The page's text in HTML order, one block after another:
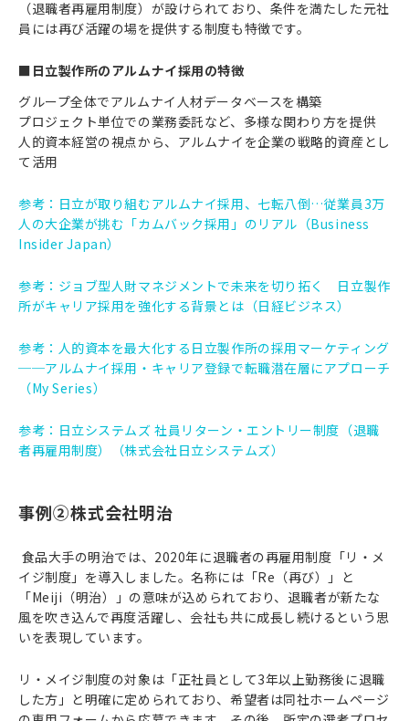
（退職者再雇用制度）が設けられており、条件を満たした元社
員には再び活躍の場を提供する制度も特徴です。
■日立製作所のアルムナイ採用の特徴
グループ全体でアルムナイ人材データベースを構築
プロジェクト単位での業務委託など、多様な関わり方を提供
人的資本経営の視点から、アルムナイを企業の戦略的資産とし
て活用
参考：日立が取り組むアルムナイ採用、七転八倒…従業員3万
人の大企業が挑む「カムバック採用」のリアル（Business
Insider Japan）
参考：ジョブ型人財マネジメントで未来を切り拓く 日立製作
所がキャリア採用を強化する背景とは（日経ビジネス）
参考：人的資本を最大化する日立製作所の採用マーケティング
──アルムナイ採用・キャリア登録で転職潜在層にアプローチ
（My Series）
参考：日立システムズ 社員リターン・エントリー制度（退職
者再雇用制度）（株式会社日立システムズ）
事例②株式会社明治
食品大手の明治では、2020年に退職者の再雇用制度「リ・メ
イジ制度」を導入しました。名称には「Re（再び）」と
「Meiji（明治）」の意味が込められており、退職者が新たな
風を吹き込んで再度活躍し、会社も共に成長し続けるという思
いを表現しています。
リ・メイジ制度の対象は「正社員として3年以上勤務後に退職
した方」と明確に定められており、希望者は同社ホームページ